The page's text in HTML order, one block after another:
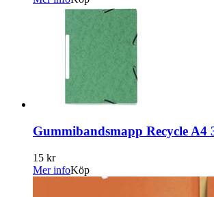
Gummibandsmapp Recycle A4
15 kr
Mer infoKöp